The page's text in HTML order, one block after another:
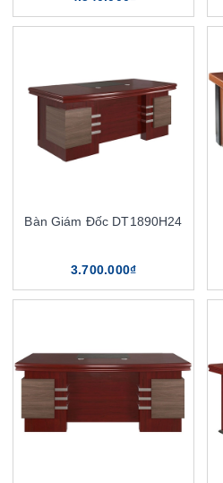
Bàn Giám Đốc DT1890H24
3.700.000₫